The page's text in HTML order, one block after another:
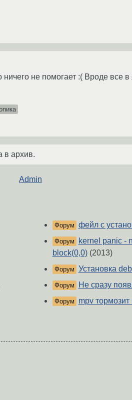
не помогает :( Вроде все
в архив.
Admin
Форум фейл с
Форум
kernel panic -
block(0,0)(2013)
Форум Установка
Форум Не сразу
Форум mpv